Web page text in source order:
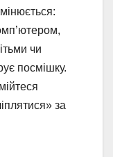
чи
посмішку.
за